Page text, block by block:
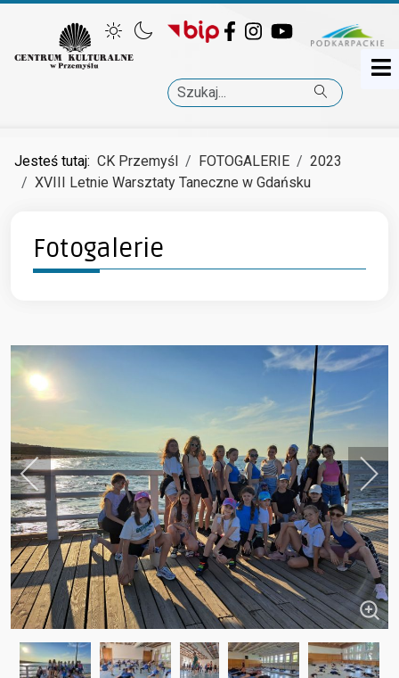
FacebookInstagramYouTube
Jesteś tutaj: CK Przemyśl FOTOGALERIE
2023
XVIII Letnie Warsztaty Taneczne w Gdańsku
Fotogalerie